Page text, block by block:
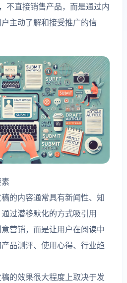
不直接销售产品，而是通过内
主动了解和接受推广的信
内容通常具有新闻性、知
过潜移默化的方式吸引用
营销，而是让用户在阅读中
品测评、使用心得、行业趋
效果很大程度上取决于发